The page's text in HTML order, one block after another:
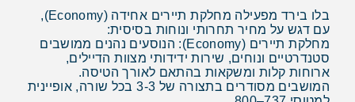
בלו בירד מפעילה מחלקת תיירים אחידה (Economy),
עם דגש על מחיר תחרותי ונוחות בסיסית:
מחלקת תיירים (Economy): הנוסעים נהנים ממושבים
סטנדרטיים ונוחים, שירות ידידותי מצוות הדיילים,
ארוחות קלות ומשקאות בהתאם לאורך הטיסה.
המושבים מסודרים בתצורה של 3-3 בכל שורה, אופיינית